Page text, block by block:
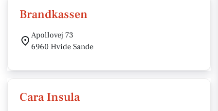
Brandkassen
Apollovej 73
6960 Hvide Sande
Cara Insula